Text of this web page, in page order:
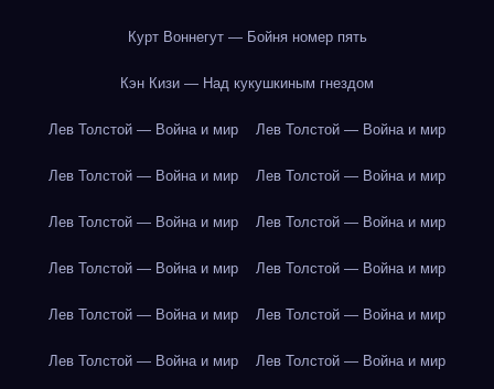
Курт Воннегут — Бойня номер пять
Кэн Кизи — Над кукушкиным гнездом
Лев Толстой — Война и мир Лев Толстой — Война и мир
Лев Толстой — Война и мир Лев Толстой — Война и мир
Лев Толстой — Война и мир Лев Толстой — Война и мир
Лев Толстой — Война и мир Лев Толстой — Война и мир
Лев Толстой — Война и мир Лев Толстой — Война и мир
Лев Толстой — Война и мир Лев Толстой — Война и мир